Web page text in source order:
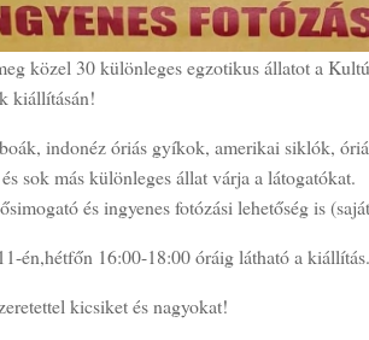
közel 30 különleges egzotikus állatot a
kiállításán!
indonéz óriás gyíkok, amerikai siklók,
sok más különleges állat várja a látogatókat.
és ingyenes fotózási lehetőség is
én,hétfőn 16:00-18:00 óráig látható a kiállítás.
kicsiket és nagyokat!